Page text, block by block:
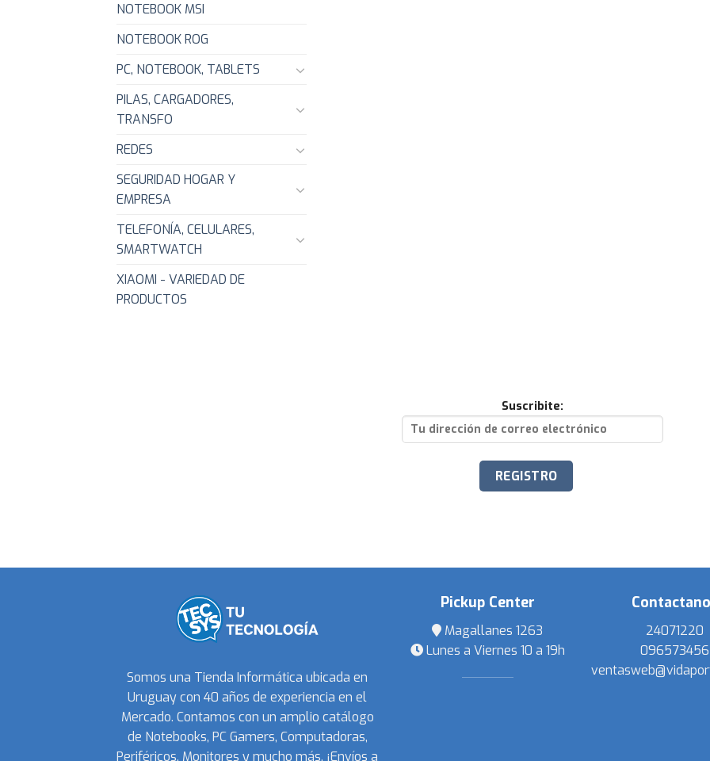
NOTEBOOK MSI
NOTEBOOK ROG
PC, NOTEBOOK, TABLETS
PILAS, CARGADORES,
TRANSFO
REDES
SEGURIDAD HOGAR Y
EMPRESA
TELEFONÍA, CELULARES,
SMARTWATCH
XIAOMI - VARIEDAD DE
PRODUCTOS
Suscribite:
Somos una Tienda Informática ubicada en
Uruguay con 40 años de experiencia en el
Mercado. Contamos con un amplio catálogo
de Notebooks, PC Gamers, Computadoras,
Periféricos, Monitores y mucho más. ¡Envíos a
Pickup Center
Magallanes 1263
Lunes a Viernes 10 a 19h
24071220
096573456